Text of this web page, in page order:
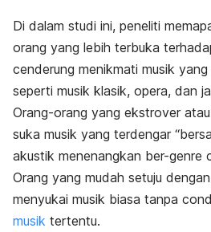
Di dalam studi ini, peneliti
orang yang lebih terbuka
cenderung menikmati musik
seperti musik klasik, opera, dan
Orang-orang yang ekstrover
suka musik yang terdengar
akustik menenangkan ber-genre
Orang yang mudah setuju
menyukai musik biasa tanpa
musik tertentu.